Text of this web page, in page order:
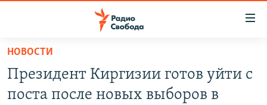
упрощенного
доступа
ПОДКАСТЫ
НОВОСТИ
Президент Киргизии готов уйти с
поста после новых выборов в